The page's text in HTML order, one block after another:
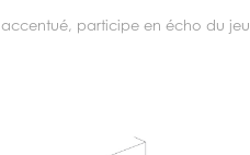
participe en écho du jeu